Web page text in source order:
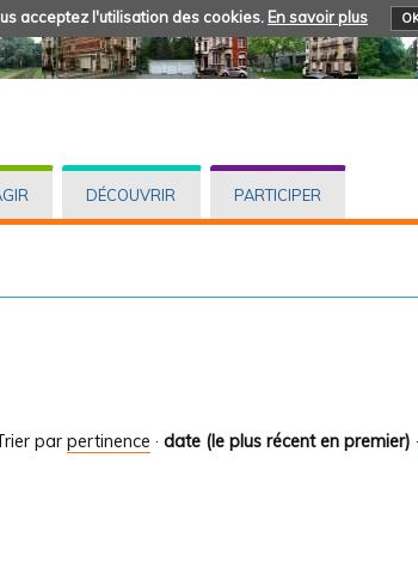
acceptez l'utilisation des cookies. En savoir plus
DÉCOUVRIR PARTICIPER
par pertinence · date (le plus récent en premier) ·